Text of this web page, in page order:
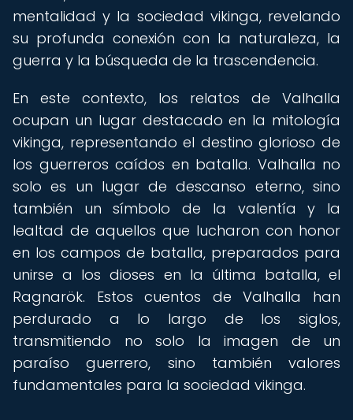
mentalidad y la sociedad vikinga, revelando
su profunda conexión con la naturaleza, la
guerra y la búsqueda de la trascendencia.
En este contexto, los relatos de Valhalla
ocupan un lugar destacado en la mitología
vikinga, representando el destino glorioso de
los guerreros caídos en batalla. Valhalla no
solo es un lugar de descanso eterno, sino
también un símbolo de la valentía y la
lealtad de aquellos que lucharon con honor
en los campos de batalla, preparados para
unirse a los dioses en la última batalla, el
Ragnarök. Estos cuentos de Valhalla han
perdurado a lo largo de los siglos,
transmitiendo no solo la imagen de un
paraíso guerrero, sino también valores
fundamentales para la sociedad vikinga.